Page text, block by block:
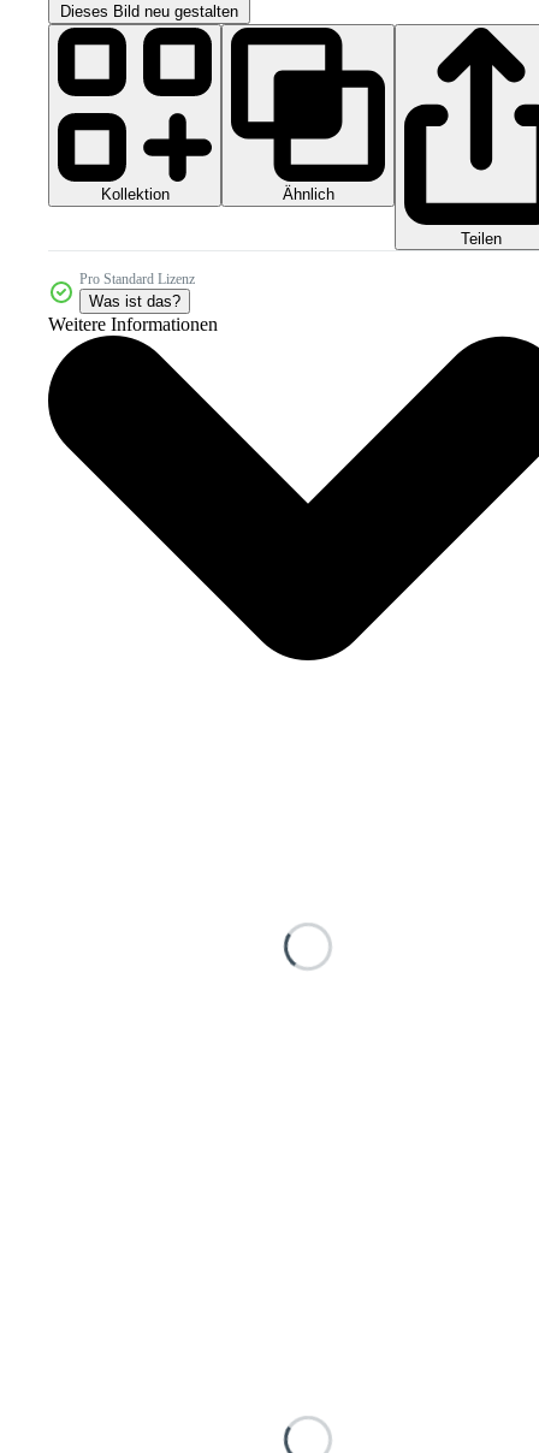
Dieses Bild neu gestalten
Kollektion Ähnlich
Teilen
Pro Standard Lizenz
Was ist das?
Weitere Informationen